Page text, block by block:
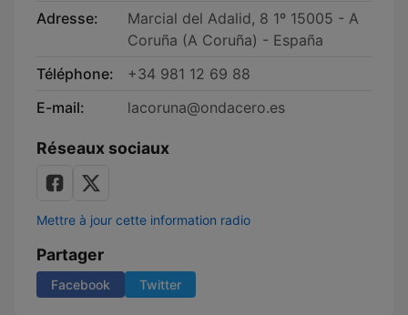
Adresse:
Marcial del Adalid, 8 1º 15005 - A
Coruña (A Coruña) - España
Téléphone:
+34 981 12 69 88
E-mail:
lacoruna@ondacero.es
Réseaux sociaux
Mettre à jour cette information radio
Partager
Facebook Twitter